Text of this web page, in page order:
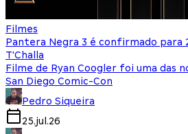
Filmes
Pantera Negra 3 é confirmado para
T'Challa
Filme de Ryan Coogler foi uma das
San Diego Comic-Con
Pedro Siqueira
25.jul.26